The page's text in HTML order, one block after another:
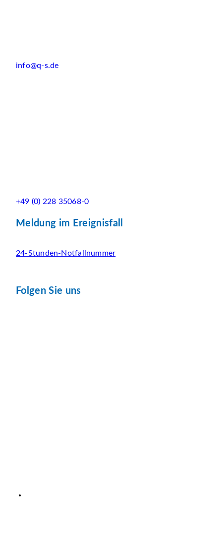
info@q-s.de
+49 (0) 228 35068-0
Meldung im Ereignisfall
24-Stunden-Notfallnummer
Folgen Sie uns